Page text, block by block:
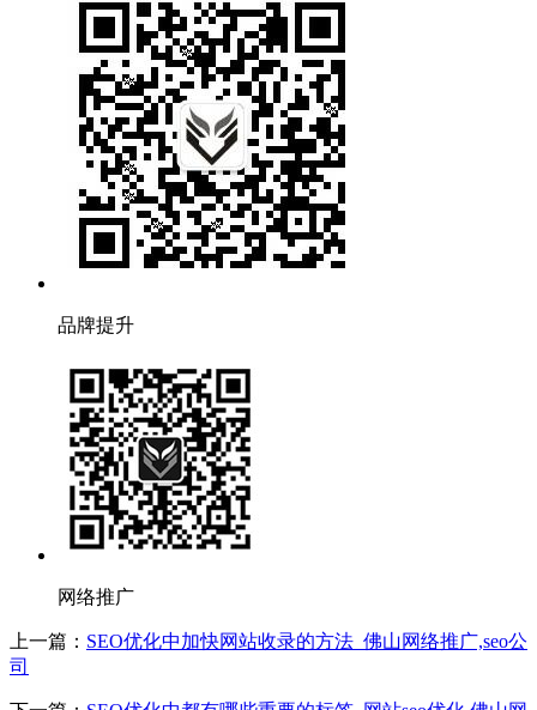
品牌提升
网络推广
上一篇： SEO优化中加快网站收录的方法_佛山网络推广,seo公
司